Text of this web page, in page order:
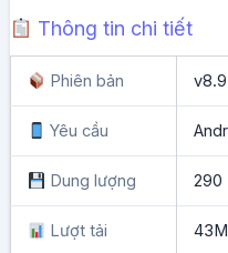
Thông tin chi tiết
Phiên bản
Yêu cầu
Dung lượng 290
Lượt tải